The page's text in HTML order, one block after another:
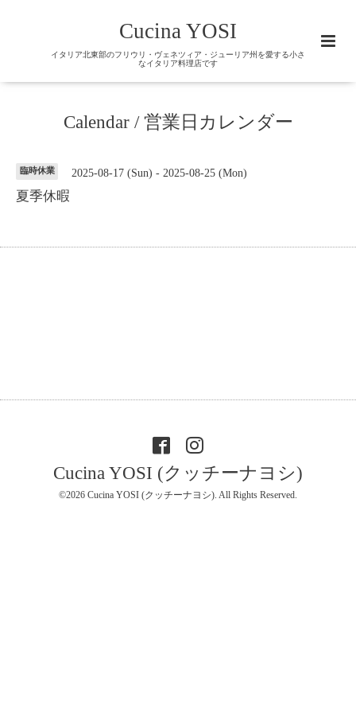
Cucina YOSI
イタリア北東部のフリウリ・ヴェネツィア・ジューリア州を愛する小さ
なイタリア料理店です
Calendar / 営業日カレンダー
臨時休業 2025-08-17 (Sun) - 2025-08-25 (Mon)
夏季休暇
Cucina YOSI (クッチーナヨシ)
©2026 Cucina YOSI (クッチーナヨシ). All Rights Reserved.